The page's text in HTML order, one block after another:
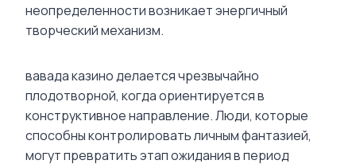
неопределенности возникает энергичный
творческий механизм.
вавада казино делается чрезвычайно
плодотворной, когда ориентируется в
конструктивное направление. Люди, которые
способны контролировать личным фантазией,
могут превратить этап ожидания в период